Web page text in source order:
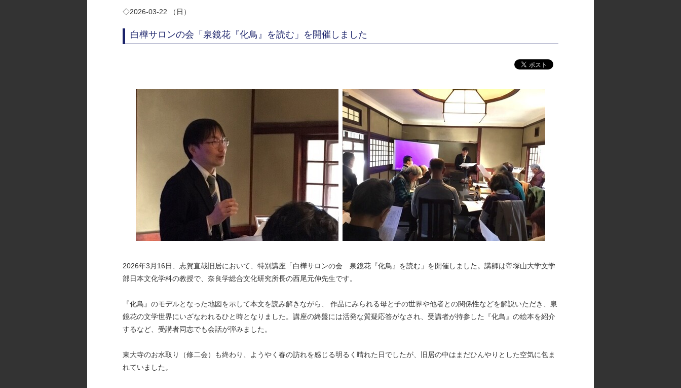
◇2026-03-22 （日）
白樺サロンの会「泉鏡花『化鳥』を読む」を開催しました
2026年3月16日、志賀直哉旧居において、特別講座「白樺サロンの会 泉鏡花『化鳥』を読む」を開催しました。講師は帝塚山大学文学
部日本文化学科の教授で、奈良学総合文化研究所長の西尾元伸先生です。
『化鳥』のモデルとなった地図を示して本文を読み解きながら、 作品にみられる母と子の世界や他者との関係性などを解説いただき、泉
鏡花の文学世界にいざなわれるひと時となりました。講座の終盤には活発な質疑応答がなされ、受講者が持参した『化鳥』の絵本を紹介
するなど、受講者同志でも会話が弾みました。
東大寺のお水取り（修二会）も終わり、ようやく春の訪れを感じる明るく晴れた日でしたが、旧居の中はまだひんやりとした空気に包ま
れていました。